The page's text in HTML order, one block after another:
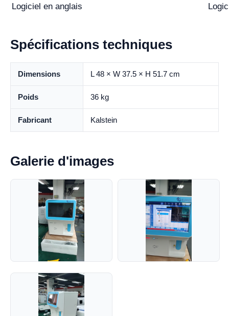
Logiciel en anglais
Spécifications techniques
Dimensions L 48 × W 37.5 × H 51.7 cm
Poids 36 kg
Fabricant Kalstein
Galerie d'images